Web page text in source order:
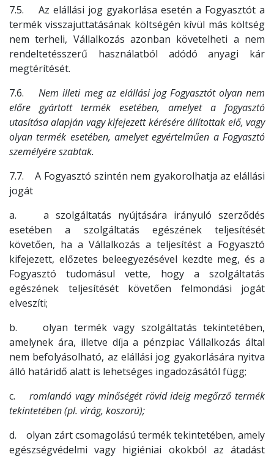
7.5. Az elállási jog gyakorlása esetén a Fogyasztót a
termék visszajuttatásának költségén kívül más költség
nem terheli, Vállalkozás azonban követelheti a nem
rendeltetésszerű használatból adódó anyagi kár
megtérítését.
7.6.Nem illeti meg az elállási jog Fogyasztót olyan nem
előre gyártott termék esetében, amelyet a fogyasztó
utasítása alapján vagy kifejezett kérésére állítottak elő, vagy
olyan termék esetében, amelyet egyértelműen a Fogyasztó
személyére szabtak.
7.7. A Fogyasztó szintén nem gyakorolhatja az elállási
jogát
a. a szolgáltatás nyújtására irányuló szerződés
esetében a szolgáltatás egészének teljesítését
követően, ha a Vállalkozás a teljesítést a Fogyasztó
kifejezett, előzetes beleegyezésével kezdte meg, és a
Fogyasztó tudomásul vette, hogy a szolgáltatás
egészének teljesítését követően felmondási jogát
elveszíti;
b. olyan termék vagy szolgáltatás tekintetében,
amelynek ára, illetve díja a pénzpiac Vállalkozás által
nem befolyásolható, az elállási jog gyakorlására nyitva
álló határidő alatt is lehetséges ingadozásától függ;
c.romlandó vagy minőségét rövid ideig megőrző termék
tekintetében (pl. virág, koszorú);
d. olyan zárt csomagolású termék tekintetében, amely
egészségvédelmi vagy higiéniai okokból az átadást